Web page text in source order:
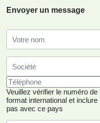
Envoyer un message
Veuillez vérifier le numéro
format international et inclure
pas avec ce pays